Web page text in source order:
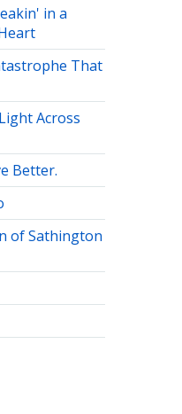
in a
That
Across
Better.
of Sathington